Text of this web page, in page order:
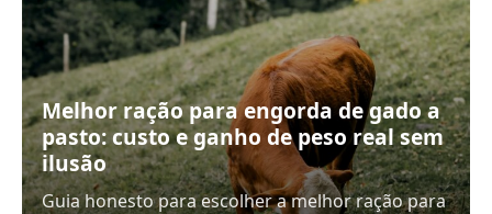
Melhor ração para engorda de gado a
pasto: custo e ganho de peso real sem
ilusão
Guia honesto para escolher a melhor ração para